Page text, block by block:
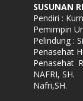
SUSUNAN
Pendiri :
Pemimpin
Pelindung :
Penasehat
Penasehat
NAFRI, SH.
Nafri,SH.